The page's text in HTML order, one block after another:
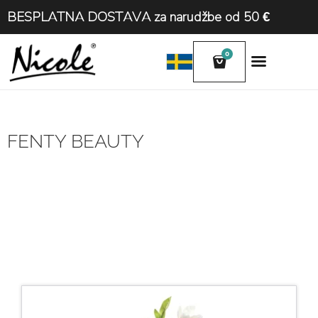
BESPLATNA DOSTAVA za narudžbe od 50 €
0
FENTY BEAUTY